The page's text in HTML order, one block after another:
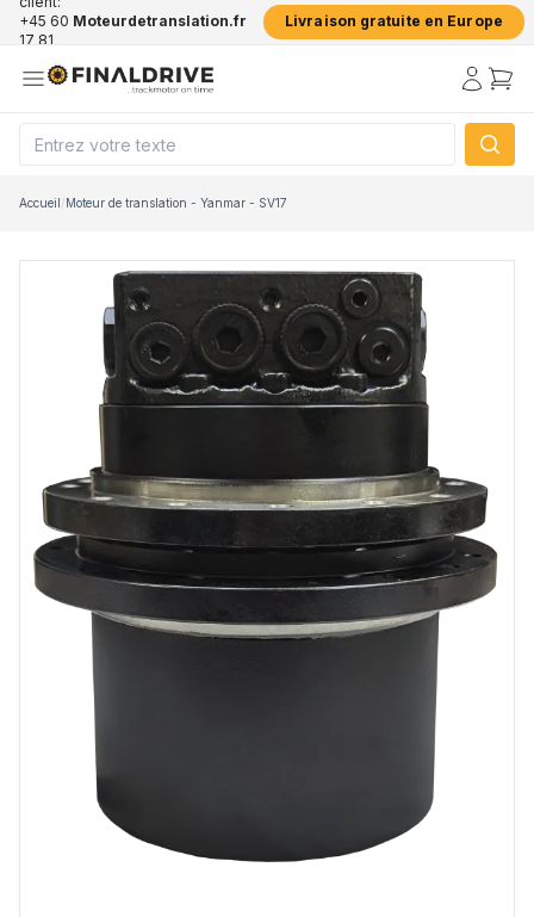
+45 60
17 81
Moteurdetranslation.fr Livraison gratuite en Europe
Accueil/Moteur de translation - Yanmar - SV17